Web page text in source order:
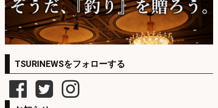
TSURINEWSをフォローする